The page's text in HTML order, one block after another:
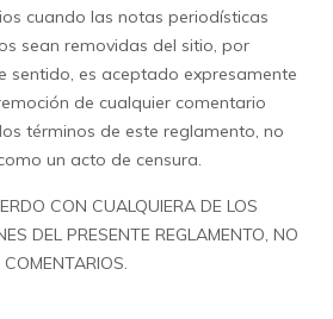
cuando las notas periodísticas
sean removidas del sitio, por
sentido, es aceptado expresamente
de cualquier comentario
términos de este reglamento, no
un acto de censura.
CON CUALQUIERA DE LOS
DEL PRESENTE REGLAMENTO, NO